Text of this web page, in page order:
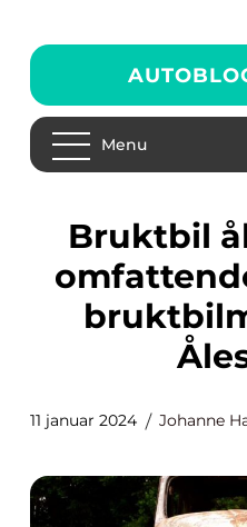
Menu
Bruktbil ålesund – Et
11 januar 2024 Johanne